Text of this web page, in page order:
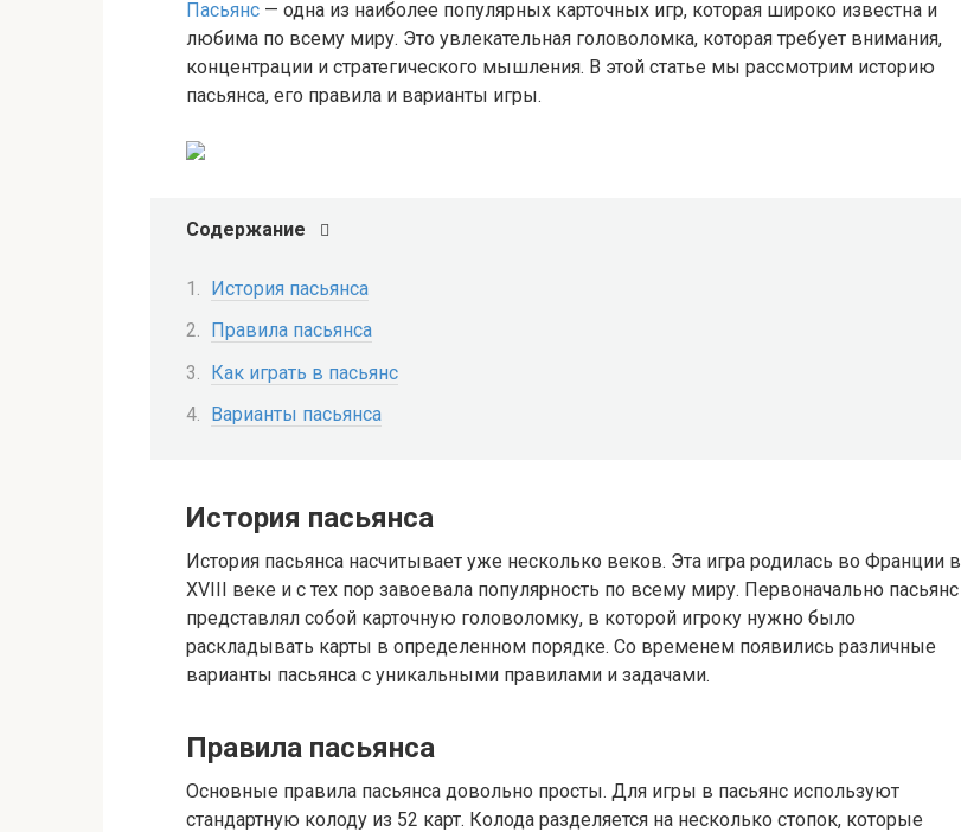
Пасьянс — одна из наиболее популярных карточных игр, которая широко известна и
любима по всему миру. Это увлекательная головоломка, которая требует внимания,
концентрации и стратегического мышления. В этой статье мы рассмотрим историю
пасьянса, его правила и варианты игры.
Содержание
История пасьянса
Правила пасьянса
Как играть в пасьянс
Варианты пасьянса
История пасьянса
История пасьянса насчитывает уже несколько веков. Эта игра родилась во Франции в
XVIII веке и с тех пор завоевала популярность по всему миру. Первоначально пасьянс
представлял собой карточную головоломку, в которой игроку нужно было
раскладывать карты в определенном порядке. Со временем появились различные
варианты пасьянса с уникальными правилами и задачами.
Правила пасьянса
Основные правила пасьянса довольно просты. Для игры в пасьянс используют
стандартную колоду из 52 карт. Колода разделяется на несколько стопок, которые